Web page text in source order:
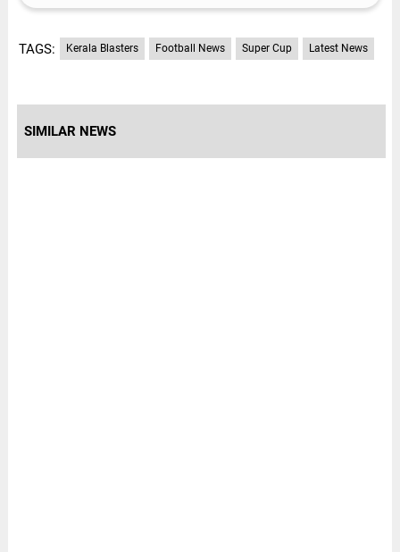
TAGS: Kerala Blasters Football News Super Cup Latest News
SIMILAR NEWS